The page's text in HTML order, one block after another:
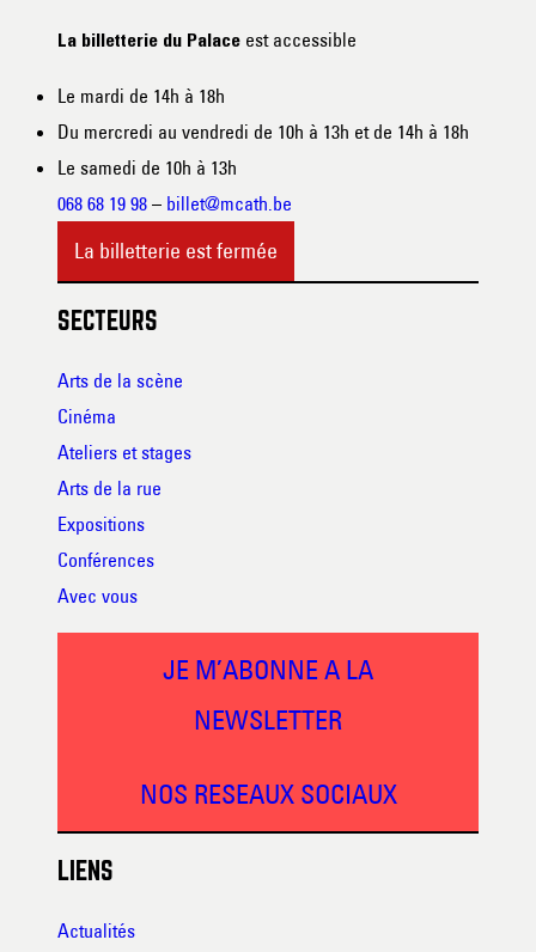
La billetterie du Palace est accessible
Le mardi de 14h à 18h
Du mercredi au vendredi de 10h à 13h et de 14h à 18h
Le samedi de 10h à 13h
068 68 19 98 – billet@mcath.be
La billetterie est fermée
SECTEURS
Arts de la scène
Cinéma
Ateliers et stages
Arts de la rue
Expositions
Conférences
Avec vous
JE M’ABONNE A LA
NEWSLETTER
NOS RESEAUX SOCIAUX
LIENS
Actualités